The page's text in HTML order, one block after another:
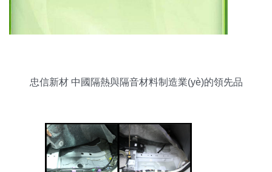
忠信新材 中國隔熱與隔音材料制造業(yè)的領先品